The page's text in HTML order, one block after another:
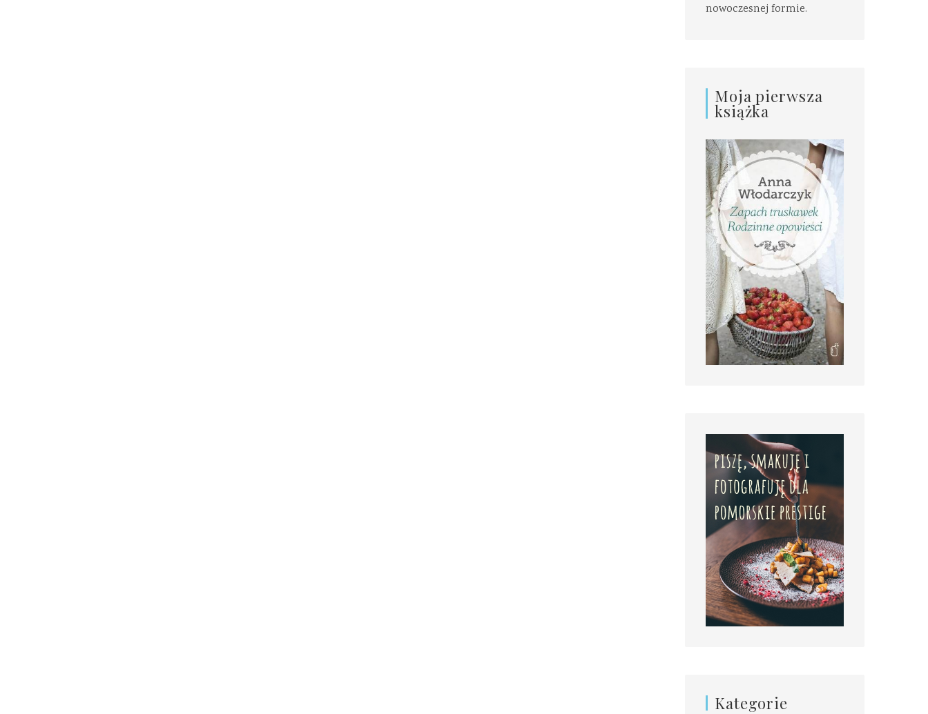
nowoczesnej formie.
Moja pierwsza
książka
Kategorie